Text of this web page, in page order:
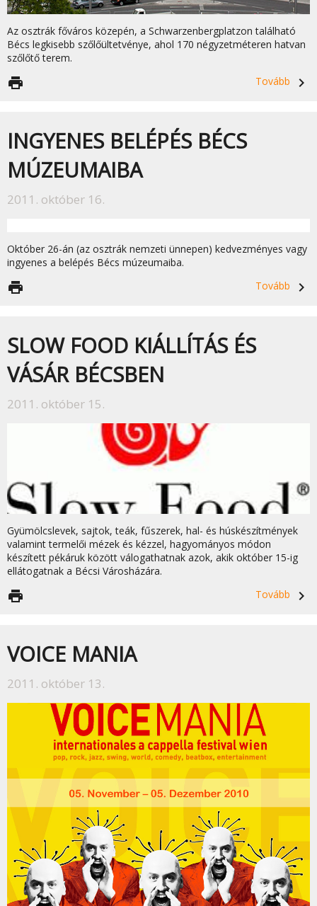
Az osztrák főváros közepén, a Schwarzenbergplatzon található
Bécs legkisebb szőlőültetvénye, ahol 170 négyzetméteren hatvan
szőlőtő terem.
Tovább
navigate_next
print
INGYENES BELÉPÉS BÉCS
MÚZEUMAIBA
2011. október 16.
Október 26-án (az osztrák nemzeti ünnepen) kedvezményes vagy
ingyenes a belépés Bécs múzeumaiba.
Tovább
navigate_next
print
SLOW FOOD KIÁLLÍTÁS ÉS
VÁSÁR BÉCSBEN
2011. október 15.
Gyümölcslevek, sajtok, teák, fűszerek, hal- és húskészítmények
valamint termelői mézek és kézzel, hagyományos módon
készített pékáruk között válogathatnak azok, akik október 15-ig
ellátogatnak a Bécsi Városházára.
Tovább
navigate_next
print
VOICE MANIA
2011. október 13.